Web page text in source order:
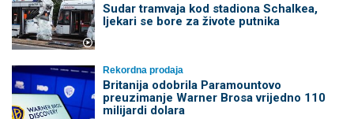
Sudar tramvaja kod stadiona Schalkea,
ljekari se bore za živote putnika
Rekordna prodaja
Britanija odobrila Paramountovo
preuzimanje Warner Brosa vrijedno 110
milijardi dolara